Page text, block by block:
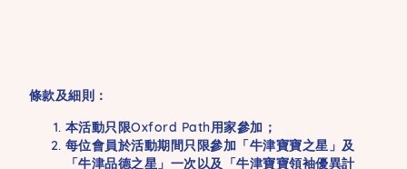
條款及細則：
本活動只限Oxford Path用家參加；
每位會員於活動期間只限參加「牛津寶寶之星」及
「牛津品德之星」一次以及「牛津寶寶領袖優異計